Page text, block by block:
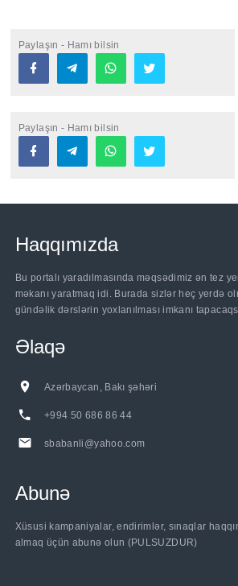
Paylaşın - Hamı bilsin
Paylaşın - Hamı bilsin
Haqqımızda
Bu portalı yaradılmasında məqsədimiz ən tez
məkanı yaratmaq idi. Burada sizlər heç yerdə
gündəlik dərslərin yoxlanılması imkanı
Əlaqə
Azərbaycan, Bakı şəhəri
+994 50 686 86 44
sbabanli@yahoo.com
Abunə
Xüsusi kampaniyalar, endirimlər, sınaqlar
almaq üçün abunə olun (PULSUZDUR)